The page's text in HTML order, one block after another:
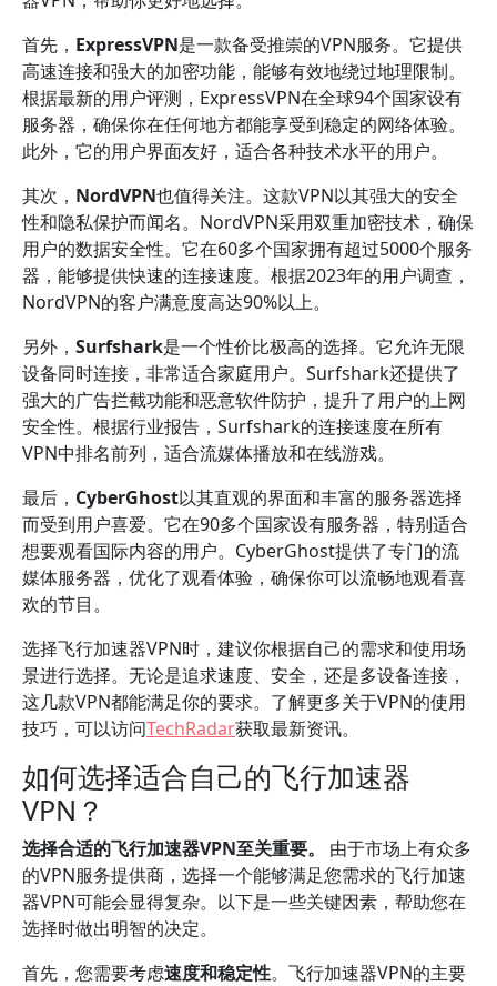
首先， ExpressVPN是一款备受推崇的VPN服务。它提供
高速连接和强大的加密功能，能够有效地绕过地理限制。
根据最新的用户评测，ExpressVPN在全球94个国家设有
服务器，确保你在任何地方都能享受到稳定的网络体验。
此外，它的用户界面友好，适合各种技术水平的用户。
其次， NordVPN也值得关注。这款VPN以其强大的安全
性和隐私保护而闻名。NordVPN采用双重加密技术，确保
用户的数据安全性。它在60多个国家拥有超过5000个服务
器，能够提供快速的连接速度。根据2023年的用户调查，
NordVPN的客户满意度高达90%以上。
另外， Surfshark是一个性价比极高的选择。它允许无限
设备同时连接，非常适合家庭用户。Surfshark还提供了
强大的广告拦截功能和恶意软件防护，提升了用户的上网
安全性。根据行业报告，Surfshark的连接速度在所有
VPN中排名前列，适合流媒体播放和在线游戏。
最后， CyberGhost以其直观的界面和丰富的服务器选择
而受到用户喜爱。它在90多个国家设有服务器，特别适合
想要观看国际内容的用户。CyberGhost提供了专门的流
媒体服务器，优化了观看体验，确保你可以流畅地观看喜
欢的节目。
选择飞行加速器VPN时，建议你根据自己的需求和使用场
景进行选择。无论是追求速度、安全，还是多设备连接，
这几款VPN都能满足你的要求。了解更多关于VPN的使用
技巧，可以访问TechRadar获取最新资讯。
如何选择适合自己的飞行加速器
VPN？
选择合适的飞行加速器VPN至关重要。
由于市场上有众多
的VPN服务提供商，选择一个能够满足您需求的飞行加速
器VPN可能会显得复杂。以下是一些关键因素，帮助您在
选择时做出明智的决定。
首先，您需要考虑速度和稳定性。飞行加速器VPN的主要